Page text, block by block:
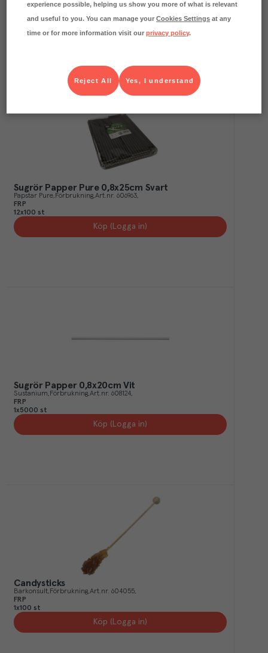
6x200 st
Sugrör Papper Pure 0,8x25cm Svart
Papstar Pure Förbrukning Art.nr. 606963
FRP
12x100 st
Köp (Logga in)
Sugrör Papper 0,8x20cm Vit
Sustanium Förbrukning Art.nr. 608124
FRP
1x5000 st
Köp (Logga in)
Candysticks
Barkonsult Förbrukning Art.nr. 604055
FRP
1x100 st
Köp (Logga in)
experience possible, helping us show you more of what is relevant
and useful to you. You can manage yourCookies Settings at any
time or for more information visit ourprivacy policy.
Yes, I understand
Reject All